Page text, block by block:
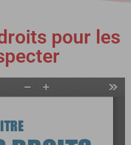
pour les